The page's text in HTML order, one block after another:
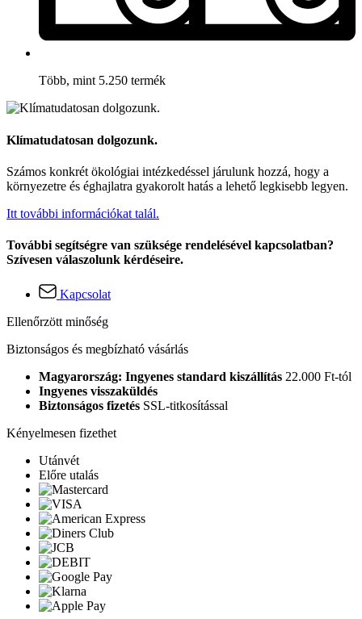
Több, mint 5.250 termék
Klímatudatosan dolgozunk.
Számos konkrét ökológiai intézkedéssel járulunk hozzá, hogy a
környezetre és éghajlatra gyakorolt hatás a lehető legkisebb legyen.
Itt további információkat talál.
További segítségre van szüksége rendelésével kapcsolatban?
Szívesen válaszolunk kérdéseire.
Kapcsolat
Ellenőrzött minőség
Biztonságos és megbízható vásárlás
Magyarország: Ingyenes standard kiszállítás 22.000 Ft-tól
Ingyenes visszaküldés
Biztonságos fizetés SSL-titkosítással
Kényelmesen fizethet
Utánvét
Előre utalás